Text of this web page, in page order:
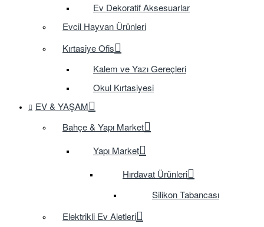
Ev Dekoratif Aksesuarlar
Evcil Hayvan Ürünleri
Kırtasiye Ofis
Kalem ve Yazı Gereçleri
Okul Kırtasiyesi
EV & YAŞAM
Bahçe & Yapı Market
Yapı Market
Hırdavat Ürünleri
Silikon Tabancası
Elektrikli Ev Aletleri